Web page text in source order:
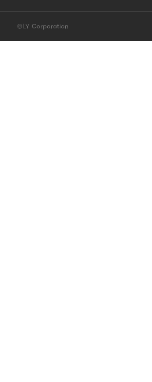
©LY Corporation
載が終了しました | LINE占い